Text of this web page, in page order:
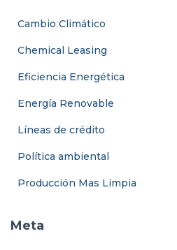
Cambio Climático
Chemical Leasing
Eficiencia Energética
Energía Renovable
Líneas de crédito
Política ambiental
Producción Mas Limpia
Meta